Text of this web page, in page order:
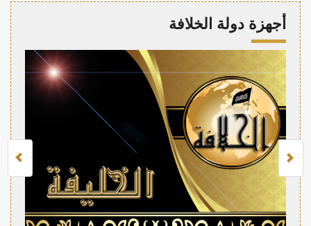
أجهزة دولة الخلافة